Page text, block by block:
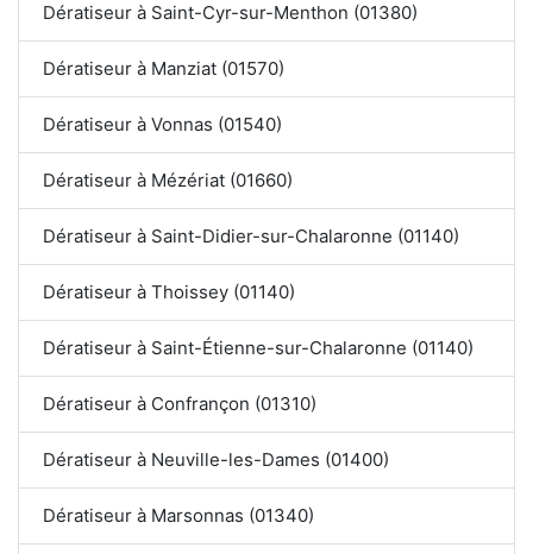
Dératiseur à Saint-Cyr-sur-Menthon (01380)
Dératiseur à Manziat (01570)
Dératiseur à Vonnas (01540)
Dératiseur à Mézériat (01660)
Dératiseur à Saint-Didier-sur-Chalaronne (01140)
Dératiseur à Thoissey (01140)
Dératiseur à Saint-Étienne-sur-Chalaronne (01140)
Dératiseur à Confrançon (01310)
Dératiseur à Neuville-les-Dames (01400)
Dératiseur à Marsonnas (01340)